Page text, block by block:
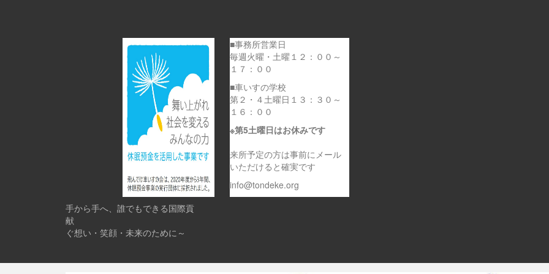
■事務所営業日
毎週火曜・土曜１２：００～
１７：００
■車いすの学校
第２・４土曜日１３：３０～
１６：００
※第5土曜日はお休みです
来所予定の方は事前にメール
いただけると確実です
info@tondeke.org
手から手へ、誰でもできる国際貢
献 ～車いす
ぐ想い・笑顔・未来のために～